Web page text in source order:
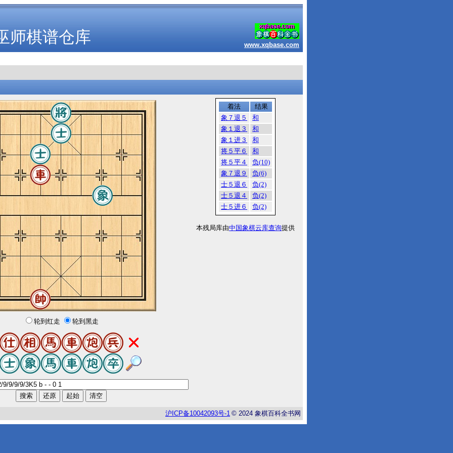
师棋谱仓库 www.xqbase.com
轮到红走 轮到黑走
着法
结果
象７退５
和
象１退３
和
象１进３
和
将５平６
和
将５平４
负(10)
象７退９
负(6)
士５退６
负(2)
士５退４
负(2)
士５进６
负(2)
本残局库由中国象棋云库查询提供
沪 ICP备10042093号-1 © 2024 象棋百科全书网